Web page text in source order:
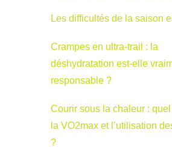
Les difficultés de la saison
Crampes en ultra-trail : la
déshydratation est-elle
responsable ?
Courir sous la chaleur :
la VO2max et l’utilisation
?